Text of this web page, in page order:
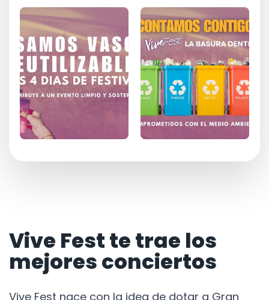
Vive Fest te trae los
mejores conciertos
Vive Fest nace con la idea de dotar a Gran